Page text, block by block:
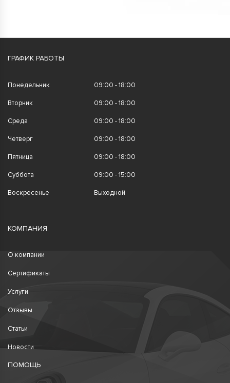
ГРАФИК РАБОТЫ
Понедельник 09:00 - 18:00
Вторник 09:00 - 18:00
Среда 09:00 - 18:00
Четверг 09:00 - 18:00
Пятница 09:00 - 18:00
Суббота 09:00 - 15:00
Воскресенье Выходной
КОМПАНИЯ
О компании
Сертификаты
Услуги
Отзывы
Статьи
Новости
ПОМОЩЬ